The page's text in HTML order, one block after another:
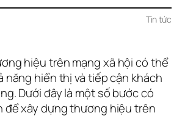
Tin tức
hiệu trên mạng xã hội có thể
năng hiển thị và tiếp cận khách
Dưới đây là một số bước có
để xây dựng thương hiệu trên